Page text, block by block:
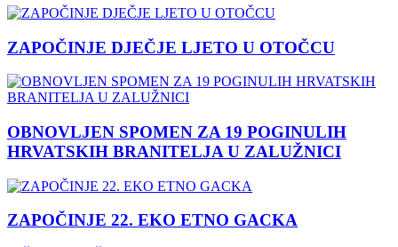
ZAPOČINJE DJEČJE LJETO U OTOČCU
OBNOVLJEN SPOMEN ZA 19 POGINULIH
HRVATSKIH BRANITELJA U ZALUŽNICI
ZAPOČINJE 22. EKO ETNO GACKA